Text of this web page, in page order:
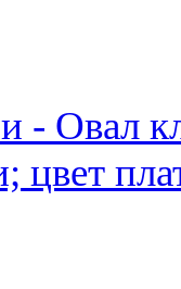
- Овал
цвет